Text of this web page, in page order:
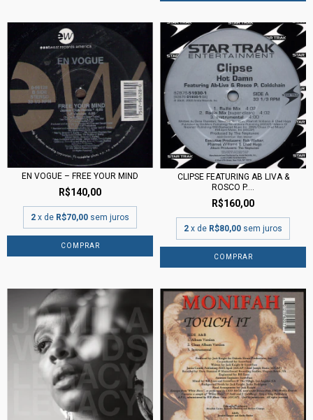
EN VOGUE – FREE YOUR MIND
R$140,00
2 x de R$70,00 sem juros
CLIPSE FEATURING AB LIVA &
ROSCO P....
R$160,00
2 x de R$80,00 sem juros